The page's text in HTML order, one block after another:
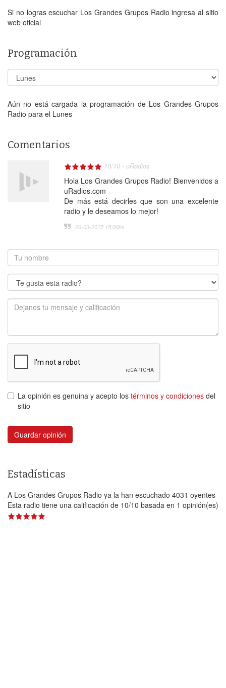
Si no logras escuchar Los Grandes Grupos Radio ingresa al sitio
web oficial
Programación
Aún no está cargada la programación de Los Grandes Grupos
Radio para el Lunes
Comentarios
10/10 - uRadios
Hola Los Grandes Grupos Radio! Bienvenidos a
uRadios.com
De más está decirles que son una excelente
radio y le deseamos lo mejor!
26-03-2015 15:00hs
La opinión es genuina y acepto los términos y condiciones del
sitio
Guardar opinión
Estadísticas
A Los Grandes Grupos Radio ya la han escuchado 4031 oyentes
Esta radio tiene una calificación de 10/10 basada en 1 opinión(es)